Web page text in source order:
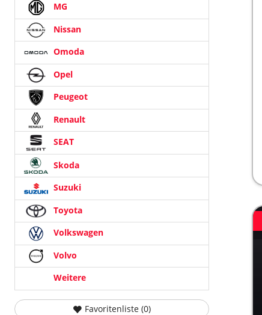
MG
Nissan
Omoda
Opel
Peugeot
Renault
SEAT
Skoda
Suzuki
Toyota
Volkswagen
Volvo
Weitere
Favoritenliste (0)